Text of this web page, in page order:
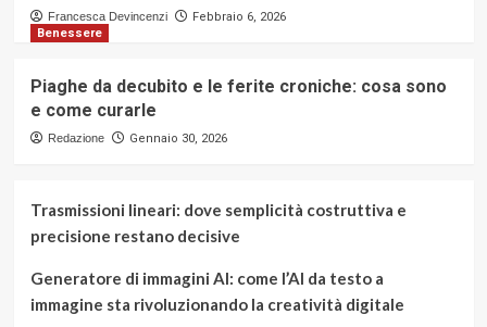
Francesca Devincenzi
Febbraio 6, 2026
Benessere
Piaghe da decubito e le ferite croniche: cosa sono
e come curarle
Redazione Gennaio 30, 2026
Trasmissioni lineari: dove semplicità costruttiva e
precisione restano decisive
Generatore di immagini AI: come l’AI da testo a
immagine sta rivoluzionando la creatività digitale